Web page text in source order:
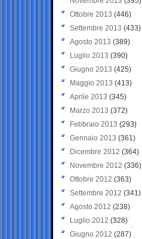
Ottobre 2013 (446)
Settembre 2013 (433)
Agosto 2013 (389)
Luglio 2013 (390)
Giugno 2013 (425)
Maggio 2013 (413)
Aprile 2013 (345)
Marzo 2013 (372)
Febbraio 2013 (293)
Gennaio 2013 (361)
Dicembre 2012 (364)
Novembre 2012 (336)
Ottobre 2012 (363)
Settembre 2012 (341)
Agosto 2012 (238)
Luglio 2012 (328)
Giugno 2012 (287)